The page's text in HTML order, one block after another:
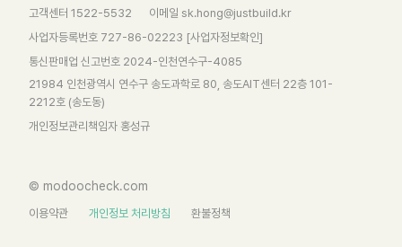
고객센터 1522-5532
이메일 sk.hong@justbuild.kr
사업자등록번호 727-86-02223 [사업자정보확인]
통신판매업 신고번호 2024-인천연수구-4085
21984 인천광역시 연수구 송도과학로 80, 송도AIT센터 22층 101-
2212호 (송도동)
개인정보관리책임자 홍성규
© modoocheck.com
이용약관 개인정보 처리방침 환불정책